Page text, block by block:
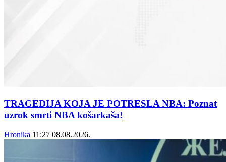
TRAGEDIJA KOJA JE POTRESLA NBA: Poznat
uzrok smrti NBA košarkaša!
Hronika 11:27 08.08.2026.